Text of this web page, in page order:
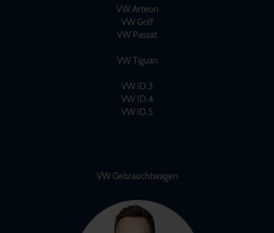
VW Arteon
VW Golf
VW Passat
VW Tiguan
VW ID.3
VW ID.4
VW ID.5
VW Gebrauchtwagen